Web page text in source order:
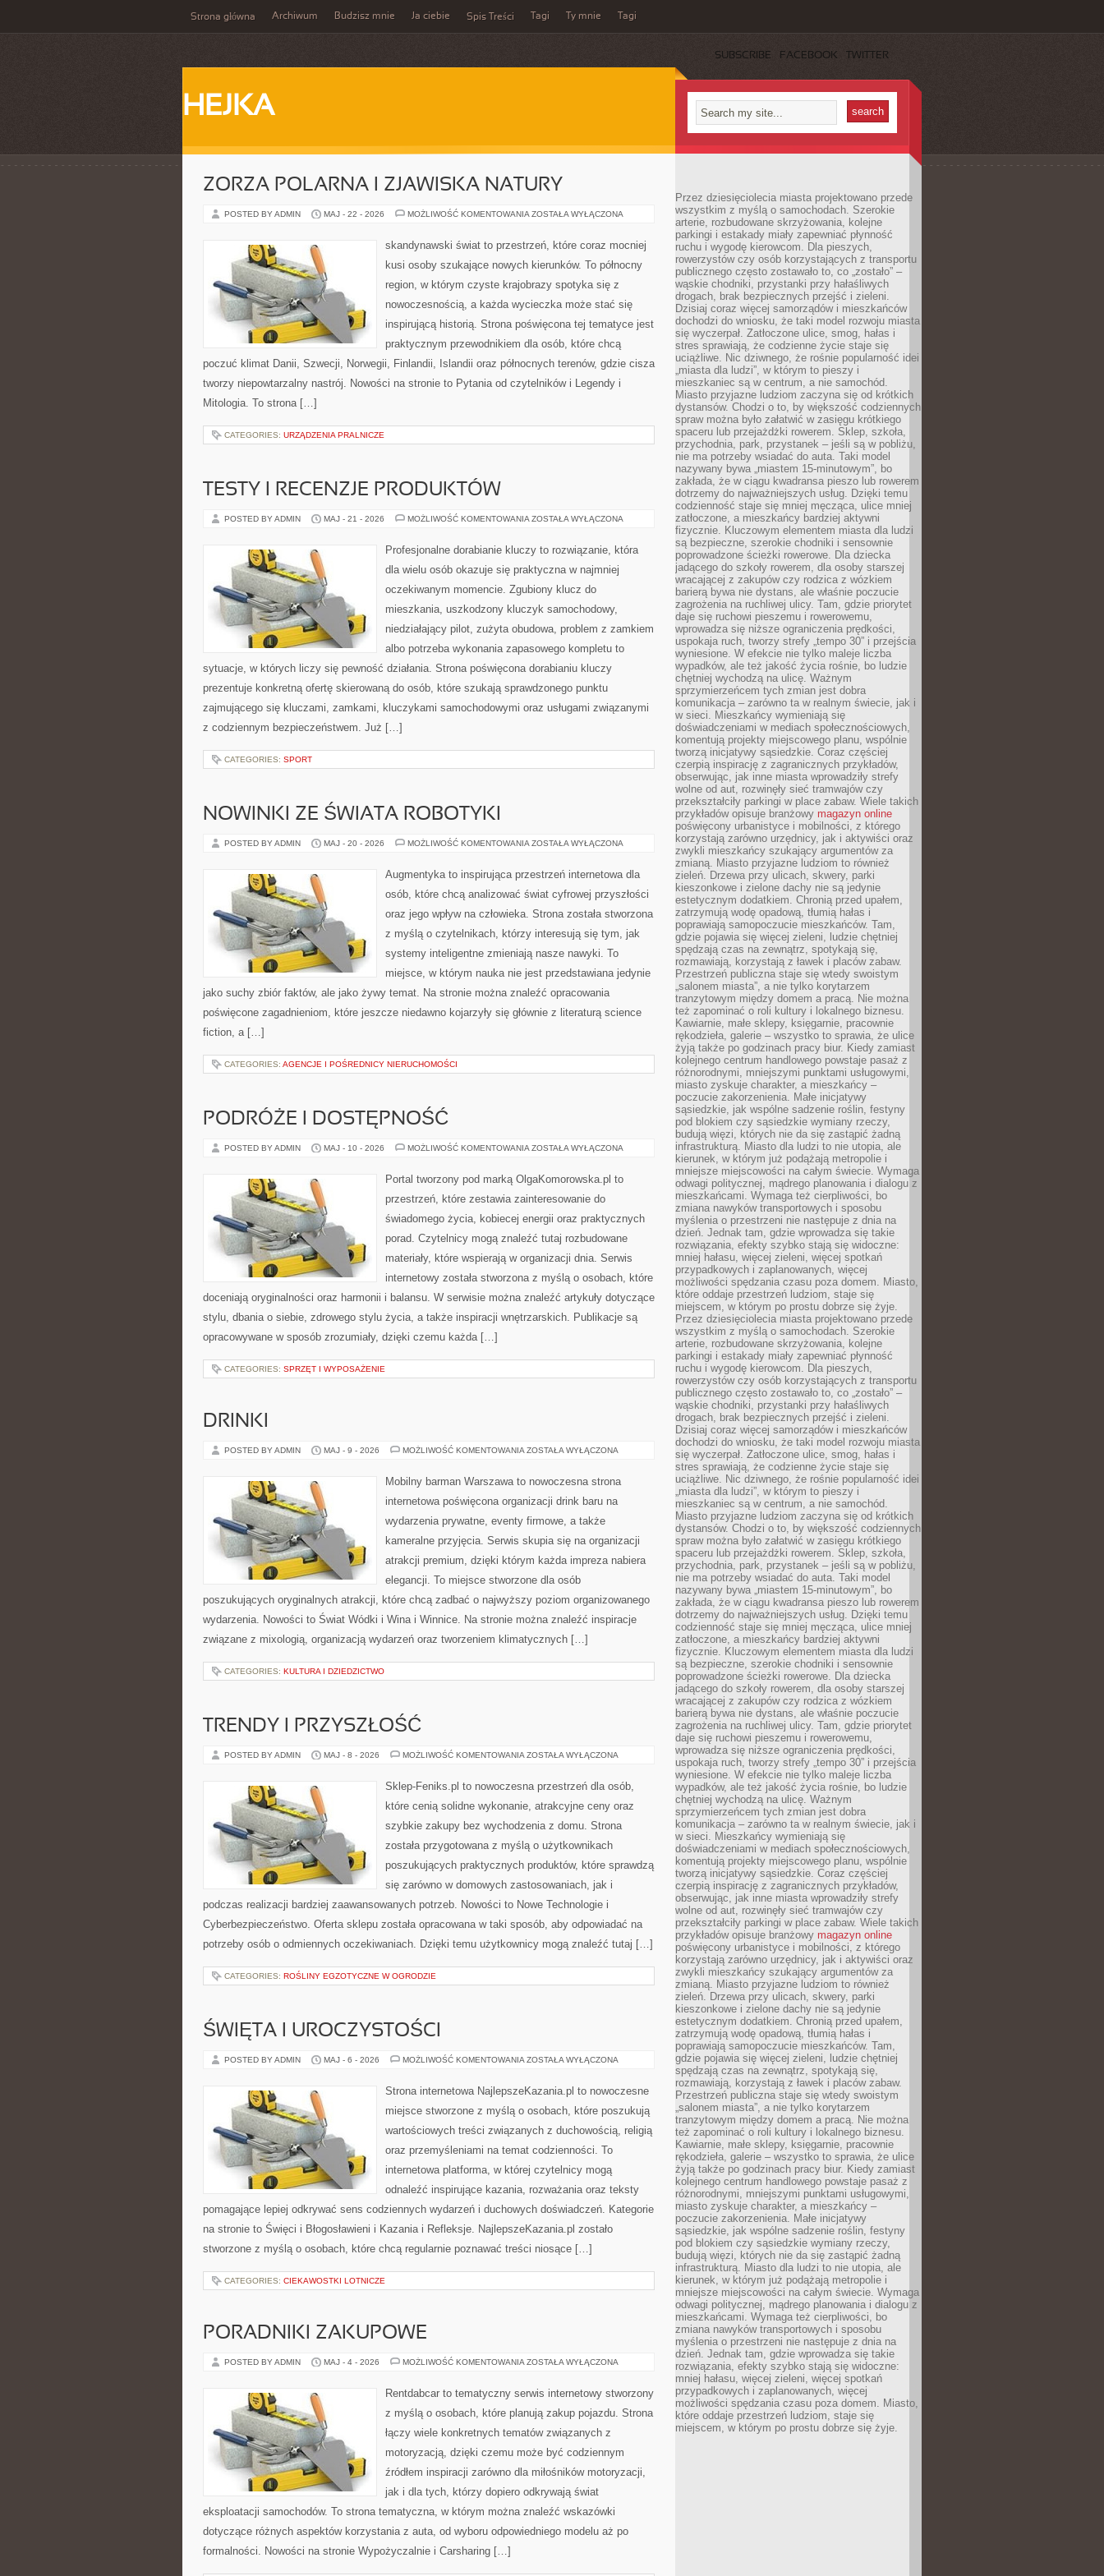
Strona główna Archiwum Budzisz mnie Ja ciebie Spis Treści Tagi Ty mnie Tagi
SUBSCRIBE FACEBOOK TWITTER
HEJKA
ZORZA POLARNA I ZJAWISKA NATURY
POSTED BY ADMIN MAJ - 22 - 2026 MOŻLIWOŚĆ KOMENTOWANIA ZORZA
ZJAWISKA
NATURY
ZOSTAŁA WYŁĄCZONA
skandynawski świat to przestrzeń, które coraz mocniej
kusi osoby szukające nowych kierunków. To północny
region, w którym czyste krajobrazy spotyka się z
nowoczesnością, a każda wycieczka może stać się
inspirującą historią. Strona poświęcona tej tematyce jest
praktycznym przewodnikiem dla osób, które chcą
poczuć klimat Danii, Szwecji, Norwegii, Finlandii, Islandii oraz północnych terenów, gdzie cisza
tworzy niepowtarzalny nastrój. Nowości na stronie to Pytania od czytelników i Legendy i
Mitologia. To strona […]
CATEGORIES: URZĄDZENIA PRALNICZE
TESTY I RECENZJE PRODUKTÓW
POSTED BY ADMIN MAJ - 21 - 2026 MOŻLIWOŚĆ KOMENTOWANIA TESTY
PRODUKTÓW
ZOSTAŁA WYŁĄCZONA
Profesjonalne dorabianie kluczy to rozwiązanie, która
dla wielu osób okazuje się praktyczna w najmniej
oczekiwanym momencie. Zgubiony klucz do
mieszkania, uszkodzony kluczyk samochodowy,
niedziałający pilot, zużyta obudowa, problem z zamkiem
albo potrzeba wykonania zapasowego kompletu to
sytuacje, w których liczy się pewność działania. Strona poświęcona dorabianiu kluczy
prezentuje konkretną ofertę skierowaną do osób, które szukają sprawdzonego punktu
zajmującego się kluczami, zamkami, kluczykami samochodowymi oraz usługami związanymi
z codziennym bezpieczeństwem. Już […]
CATEGORIES: SPORT
NOWINKI ZE ŚWIATA ROBOTYKI
POSTED BY ADMIN MAJ - 20 - 2026 MOŻLIWOŚĆ KOMENTOWANIA NOWINKI
ROBOTYKI
ZOSTAŁA WYŁĄCZONA
Augmentyka to inspirująca przestrzeń internetowa dla
osób, które chcą analizować świat cyfrowej przyszłości
oraz jego wpływ na człowieka. Strona została stworzona
z myślą o czytelnikach, którzy interesują się tym, jak
systemy inteligentne zmieniają nasze nawyki. To
miejsce, w którym nauka nie jest przedstawiana jedynie
jako suchy zbiór faktów, ale jako żywy temat. Na stronie można znaleźć opracowania
poświęcone zagadnieniom, które jeszcze niedawno kojarzyły się głównie z literaturą science
fiction, a […]
CATEGORIES: AGENCJE I POŚREDNICY NIERUCHOMOŚCI
PODRÓŻE I DOSTĘPNOŚĆ
POSTED BY ADMIN MAJ - 10 - 2026 MOŻLIWOŚĆ KOMENTOWANIA PODRÓŻE
ZOSTAŁA WYŁĄCZONA
Portal tworzony pod marką OlgaKomorowska.pl to
przestrzeń, które zestawia zainteresowanie do
świadomego życia, kobiecej energii oraz praktycznych
porad. Czytelnicy mogą znaleźć tutaj rozbudowane
materiały, które wspierają w organizacji dnia. Serwis
internetowy została stworzona z myślą o osobach, które
doceniają oryginalności oraz harmonii i balansu. W serwisie można znaleźć artykuły dotyczące
stylu, dbania o siebie, zdrowego stylu życia, a także inspiracji wnętrzarskich. Publikacje są
opracowywane w sposób zrozumiały, dzięki czemu każda […]
CATEGORIES: SPRZĘT I WYPOSAŻENIE
DRINKI
POSTED BY ADMIN MAJ - 9 - 2026 MOŻLIWOŚĆ KOMENTOWANIA DRINKI
ZOSTAŁA WYŁĄCZONA
Mobilny barman Warszawa to nowoczesna strona
internetowa poświęcona organizacji drink baru na
wydarzenia prywatne, eventy firmowe, a także
kameralne przyjęcia. Serwis skupia się na organizacji
atrakcji premium, dzięki którym każda impreza nabiera
elegancji. To miejsce stworzone dla osób
poszukujących oryginalnych atrakcji, które chcą zadbać o najwyższy poziom organizowanego
wydarzenia. Nowości to Świat Wódki i Wina i Winnice. Na stronie można znaleźć inspiracje
związane z mixologią, organizacją wydarzeń oraz tworzeniem klimatycznych […]
CATEGORIES: KULTURA I DZIEDZICTWO
TRENDY I PRZYSZŁOŚĆ
POSTED BY ADMIN MAJ - 8 - 2026 MOŻLIWOŚĆ KOMENTOWANIA TRENDY
ZOSTAŁA WYŁĄCZONA
Sklep-Feniks.pl to nowoczesna przestrzeń dla osób,
które cenią solidne wykonanie, atrakcyjne ceny oraz
szybkie zakupy bez wychodzenia z domu. Strona
została przygotowana z myślą o użytkownikach
poszukujących praktycznych produktów, które sprawdzą
się zarówno w domowych zastosowaniach, jak i
podczas realizacji bardziej zaawansowanych potrzeb. Nowości to Nowe Technologie i
Cyberbezpieczeństwo. Oferta sklepu została opracowana w taki sposób, aby odpowiadać na
potrzeby osób o odmiennych oczekiwaniach. Dzięki temu użytkownicy mogą znaleźć tutaj […]
CATEGORIES: ROŚLINY EGZOTYCZNE W OGRODZIE
ŚWIĘTA I UROCZYSTOŚCI
POSTED BY ADMIN MAJ - 6 - 2026 MOŻLIWOŚĆ KOMENTOWANIA ŚWIĘTA
ZOSTAŁA WYŁĄCZONA
Strona internetowa NajlepszeKazania.pl to nowoczesne
miejsce stworzone z myślą o osobach, które poszukują
wartościowych treści związanych z duchowością, religią
oraz przemyśleniami na temat codzienności. To
internetowa platforma, w której czytelnicy mogą
odnaleźć inspirujące kazania, rozważania oraz teksty
pomagające lepiej odkrywać sens codziennych wydarzeń i duchowych doświadczeń. Kategorie
na stronie to Święci i Błogosławieni i Kazania i Refleksje. NajlepszeKazania.pl zostało
stworzone z myślą o osobach, które chcą regularnie poznawać treści niosące […]
CATEGORIES: CIEKAWOSTKI LOTNICZE
PORADNIKI ZAKUPOWE
POSTED BY ADMIN MAJ - 4 - 2026 MOŻLIWOŚĆ KOMENTOWANIA PORADNIKI
ZOSTAŁA WYŁĄCZONA
Rentdabcar to tematyczny serwis internetowy stworzony
z myślą o osobach, które planują zakup pojazdu. Strona
łączy wiele konkretnych tematów związanych z
motoryzacją, dzięki czemu może być codziennym
źródłem inspiracji zarówno dla miłośników motoryzacji,
jak i dla tych, którzy dopiero odkrywają świat
eksploatacji samochodów. To strona tematyczna, w którym można znaleźć wskazówki
dotyczące różnych aspektów korzystania z auta, od wyboru odpowiedniego modelu aż po
formalności. Nowości na stronie Wypożyczalnie i Carsharing […]
Przez dziesięciolecia miasta projektowano przede
wszystkim z myślą o samochodach. Szerokie
arterie, rozbudowane skrzyżowania, kolejne
parkingi i estakady miały zapewniać płynność
ruchu i wygodę kierowcom. Dla pieszych,
rowerzystów czy osób korzystających z transportu
publicznego często zostawało to, co „zostało” –
wąskie chodniki, przystanki przy hałaśliwych
drogach, brak bezpiecznych przejść i zieleni.
Dzisiaj coraz więcej samorządów i mieszkańców
dochodzi do wniosku, że taki model rozwoju miasta
się wyczerpał. Zatłoczone ulice, smog, hałas i
stres sprawiają, że codzienne życie staje się
uciążliwe. Nic dziwnego, że rośnie popularność idei
„miasta dla ludzi”, w którym to pieszy i
mieszkaniec są w centrum, a nie samochód.
Miasto przyjazne ludziom zaczyna się od krótkich
dystansów. Chodzi o to, by większość codziennych
spraw można było załatwić w zasięgu krótkiego
spaceru lub przejażdżki rowerem. Sklep, szkoła,
przychodnia, park, przystanek – jeśli są w pobliżu,
nie ma potrzeby wsiadać do auta. Taki model
nazywany bywa „miastem 15-minutowym”, bo
zakłada, że w ciągu kwadransa pieszo lub rowerem
dotrzemy do najważniejszych usług. Dzięki temu
codzienność staje się mniej męcząca, ulice mniej
zatłoczone, a mieszkańcy bardziej aktywni
fizycznie. Kluczowym elementem miasta dla ludzi
są bezpieczne, szerokie chodniki i sensownie
poprowadzone ścieżki rowerowe. Dla dziecka
jadącego do szkoły rowerem, dla osoby starszej
wracającej z zakupów czy rodzica z wózkiem
barierą bywa nie dystans, ale właśnie poczucie
zagrożenia na ruchliwej ulicy. Tam, gdzie priorytet
daje się ruchowi pieszemu i rowerowemu,
wprowadza się niższe ograniczenia prędkości,
uspokaja ruch, tworzy strefy „tempo 30” i przejścia
wyniesione. W efekcie nie tylko maleje liczba
wypadków, ale też jakość życia rośnie, bo ludzie
chętniej wychodzą na ulicę. Ważnym
sprzymierzeńcem tych zmian jest dobra
komunikacja – zarówno ta w realnym świecie, jak i
w sieci. Mieszkańcy wymieniają się
doświadczeniami w mediach społecznościowych,
komentują projekty miejscowego planu, wspólnie
tworzą inicjatywy sąsiedzkie. Coraz częściej
czerpią inspirację z zagranicznych przykładów,
obserwując, jak inne miasta wprowadziły strefy
wolne od aut, rozwinęły sieć tramwajów czy
przekształciły parkingi w place zabaw. Wiele takich
przykładów opisuje branżowy magazyn online
poświęcony urbanistyce i mobilności, z którego
korzystają zarówno urzędnicy, jak i aktywiści oraz
zwykli mieszkańcy szukający argumentów za
zmianą. Miasto przyjazne ludziom to również
zieleń. Drzewa przy ulicach, skwery, parki
kieszonkowe i zielone dachy nie są jedynie
estetycznym dodatkiem. Chronią przed upałem,
zatrzymują wodę opadową, tłumią hałas i
poprawiają samopoczucie mieszkańców. Tam,
gdzie pojawia się więcej zieleni, ludzie chętniej
spędzają czas na zewnątrz, spotykają się,
rozmawiają, korzystają z ławek i placów zabaw.
Przestrzeń publiczna staje się wtedy swoistym
„salonem miasta”, a nie tylko korytarzem
tranzytowym między domem a pracą. Nie można
też zapominać o roli kultury i lokalnego biznesu.
Kawiarnie, małe sklepy, księgarnie, pracownie
rękodzieła, galerie – wszystko to sprawia, że ulice
żyją także po godzinach pracy biur. Kiedy zamiast
kolejnego centrum handlowego powstaje pasaż z
różnorodnymi, mniejszymi punktami usługowymi,
miasto zyskuje charakter, a mieszkańcy –
poczucie zakorzenienia. Małe inicjatywy
sąsiedzkie, jak wspólne sadzenie roślin, festyny
pod blokiem czy sąsiedzkie wymiany rzeczy,
budują więzi, których nie da się zastąpić żadną
infrastrukturą. Miasto dla ludzi to nie utopia, ale
kierunek, w którym już podążają metropolie i
mniejsze miejscowości na całym świecie. Wymaga
odwagi politycznej, mądrego planowania i dialogu z
mieszkańcami. Wymaga też cierpliwości, bo
zmiana nawyków transportowych i sposobu
myślenia o przestrzeni nie następuje z dnia na
dzień. Jednak tam, gdzie wprowadza się takie
rozwiązania, efekty szybko stają się widoczne:
mniej hałasu, więcej zieleni, więcej spotkań
przypadkowych i zaplanowanych, więcej
możliwości spędzania czasu poza domem. Miasto,
które oddaje przestrzeń ludziom, staje się
miejscem, w którym po prostu dobrze się żyje.
Przez dziesięciolecia miasta projektowano przede
wszystkim z myślą o samochodach. Szerokie
arterie, rozbudowane skrzyżowania, kolejne
parkingi i estakady miały zapewniać płynność
ruchu i wygodę kierowcom. Dla pieszych,
rowerzystów czy osób korzystających z transportu
publicznego często zostawało to, co „zostało” –
wąskie chodniki, przystanki przy hałaśliwych
drogach, brak bezpiecznych przejść i zieleni.
Dzisiaj coraz więcej samorządów i mieszkańców
dochodzi do wniosku, że taki model rozwoju miasta
się wyczerpał. Zatłoczone ulice, smog, hałas i
stres sprawiają, że codzienne życie staje się
uciążliwe. Nic dziwnego, że rośnie popularność idei
„miasta dla ludzi”, w którym to pieszy i
mieszkaniec są w centrum, a nie samochód.
Miasto przyjazne ludziom zaczyna się od krótkich
dystansów. Chodzi o to, by większość codziennych
spraw można było załatwić w zasięgu krótkiego
spaceru lub przejażdżki rowerem. Sklep, szkoła,
przychodnia, park, przystanek – jeśli są w pobliżu,
nie ma potrzeby wsiadać do auta. Taki model
nazywany bywa „miastem 15-minutowym”, bo
zakłada, że w ciągu kwadransa pieszo lub rowerem
dotrzemy do najważniejszych usług. Dzięki temu
codzienność staje się mniej męcząca, ulice mniej
zatłoczone, a mieszkańcy bardziej aktywni
fizycznie. Kluczowym elementem miasta dla ludzi
są bezpieczne, szerokie chodniki i sensownie
poprowadzone ścieżki rowerowe. Dla dziecka
jadącego do szkoły rowerem, dla osoby starszej
wracającej z zakupów czy rodzica z wózkiem
barierą bywa nie dystans, ale właśnie poczucie
zagrożenia na ruchliwej ulicy. Tam, gdzie priorytet
daje się ruchowi pieszemu i rowerowemu,
wprowadza się niższe ograniczenia prędkości,
uspokaja ruch, tworzy strefy „tempo 30” i przejścia
wyniesione. W efekcie nie tylko maleje liczba
wypadków, ale też jakość życia rośnie, bo ludzie
chętniej wychodzą na ulicę. Ważnym
sprzymierzeńcem tych zmian jest dobra
komunikacja – zarówno ta w realnym świecie, jak i
w sieci. Mieszkańcy wymieniają się
doświadczeniami w mediach społecznościowych,
komentują projekty miejscowego planu, wspólnie
tworzą inicjatywy sąsiedzkie. Coraz częściej
czerpią inspirację z zagranicznych przykładów,
obserwując, jak inne miasta wprowadziły strefy
wolne od aut, rozwinęły sieć tramwajów czy
przekształciły parkingi w place zabaw. Wiele takich
przykładów opisuje branżowy magazyn online
poświęcony urbanistyce i mobilności, z którego
korzystają zarówno urzędnicy, jak i aktywiści oraz
zwykli mieszkańcy szukający argumentów za
zmianą. Miasto przyjazne ludziom to również
zieleń. Drzewa przy ulicach, skwery, parki
kieszonkowe i zielone dachy nie są jedynie
estetycznym dodatkiem. Chronią przed upałem,
zatrzymują wodę opadową, tłumią hałas i
poprawiają samopoczucie mieszkańców. Tam,
gdzie pojawia się więcej zieleni, ludzie chętniej
spędzają czas na zewnątrz, spotykają się,
rozmawiają, korzystają z ławek i placów zabaw.
Przestrzeń publiczna staje się wtedy swoistym
„salonem miasta”, a nie tylko korytarzem
tranzytowym między domem a pracą. Nie można
też zapominać o roli kultury i lokalnego biznesu.
Kawiarnie, małe sklepy, księgarnie, pracownie
rękodzieła, galerie – wszystko to sprawia, że ulice
żyją także po godzinach pracy biur. Kiedy zamiast
kolejnego centrum handlowego powstaje pasaż z
różnorodnymi, mniejszymi punktami usługowymi,
miasto zyskuje charakter, a mieszkańcy –
poczucie zakorzenienia. Małe inicjatywy
sąsiedzkie, jak wspólne sadzenie roślin, festyny
pod blokiem czy sąsiedzkie wymiany rzeczy,
budują więzi, których nie da się zastąpić żadną
infrastrukturą. Miasto dla ludzi to nie utopia, ale
kierunek, w którym już podążają metropolie i
mniejsze miejscowości na całym świecie. Wymaga
odwagi politycznej, mądrego planowania i dialogu z
mieszkańcami. Wymaga też cierpliwości, bo
zmiana nawyków transportowych i sposobu
myślenia o przestrzeni nie następuje z dnia na
dzień. Jednak tam, gdzie wprowadza się takie
rozwiązania, efekty szybko stają się widoczne:
mniej hałasu, więcej zieleni, więcej spotkań
przypadkowych i zaplanowanych, więcej
możliwości spędzania czasu poza domem. Miasto,
które oddaje przestrzeń ludziom, staje się
miejscem, w którym po prostu dobrze się żyje.